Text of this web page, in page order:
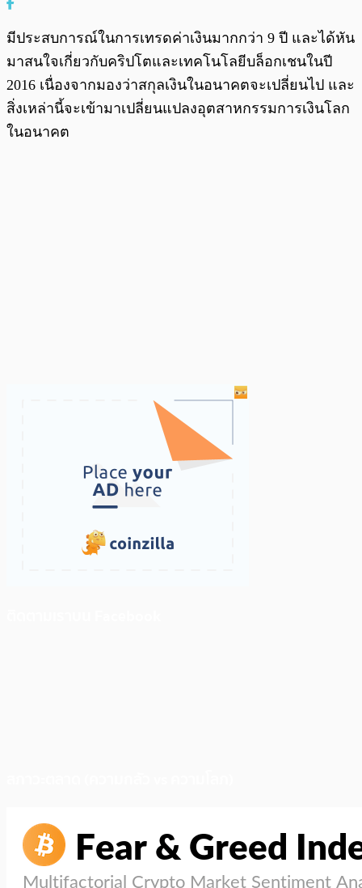
มีประสบการณ์ในการเทรดค่าเงินมากกว่า 9 ปี และได้หัน
มาสนใจเกี่ยวกับคริปโตและเทคโนโลยีบล็อกเชนในปี
2016 เนื่องจากมองว่าสกุลเงินในอนาคตจะเปลี่ยนไป และ
สิ่งเหล่านี้จะเข้ามาเปลี่ยนแปลงอุตสาหกรรมการเงินโลก
ในอนาคต